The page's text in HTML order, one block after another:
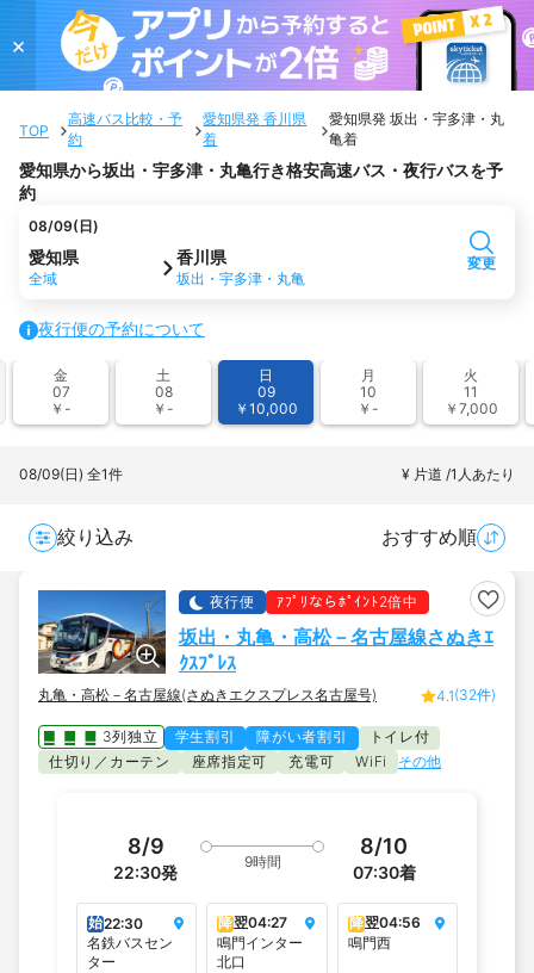
×
TOP
高速バス比較・予
約
愛知県発 香川県
着
愛知県発 坂出・宇多津・丸
亀着
愛知県から坂出・宇多津・丸亀行き格安高速バス・夜行バスを予
約
08/09(日)
愛知県
全域
香川県
坂出・宇多津・丸亀
変更
夜行便の予約について
金
07
￥-
土
08
￥-
日
09
￥10,000
月
10
￥-
火
11
￥7,000
08/09(日) 全1件 ¥ 片道 /1人あたり
絞り込み おすすめ順
夜行便 ｱﾌﾟﾘならﾎﾟｲﾝﾄ2倍中
坂出・丸亀・高松－名古屋線さぬきｴ
ｸｽﾌﾟﾚｽ
丸亀・高松－名古屋線(さぬきエクスプレス名古屋号) 4.1(32件)
3列独立 学生割引 障がい者割引
トイレ付
仕切り／カーテン
座席指定可 充電可 WiFi その他
8/9
22:30発
9時間
8/10
07:30着
始22:30
名鉄バスセン
ター
降翌04:27
鳴門インター
北口
降翌04:56
鳴門西